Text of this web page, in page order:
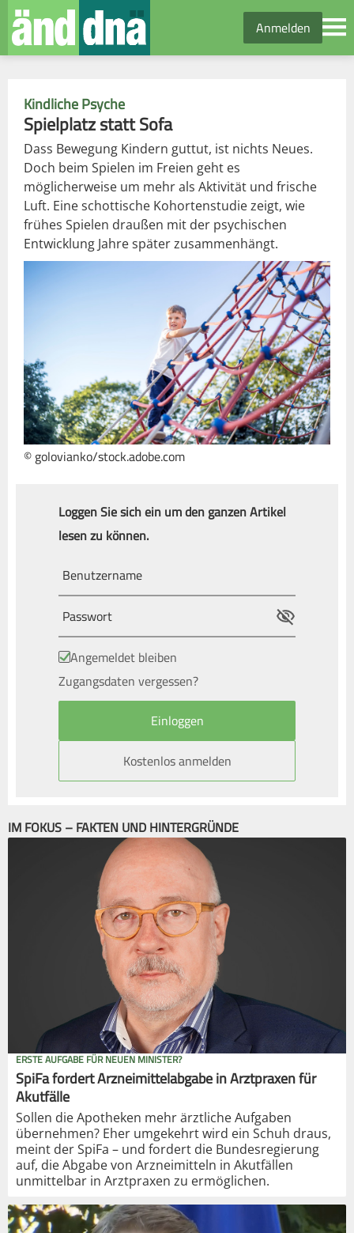
Anmelden
Kindliche Psyche
Spielplatz statt Sofa
Dass Bewegung Kindern guttut, ist nichts Neues.
Doch beim Spielen im Freien geht es
möglicherweise um mehr als Aktivität und frische
Luft. Eine schottische Kohortenstudie zeigt, wie
frühes Spielen draußen mit der psychischen
Entwicklung Jahre später zusammenhängt.
© golovianko/stock.adobe.com
Loggen Sie sich ein um den ganzen Artikel
lesen zu können.
Angemeldet bleiben
Zugangsdaten vergessen?
Kostenlos anmelden
IM FOKUS – FAKTEN UND HINTERGRÜNDE
ERSTE AUFGABE FÜR NEUEN MINISTER?
SpiFa fordert Arzneimittelabgabe in Arztpraxen für
Akutfälle
Sollen die Apotheken mehr ärztliche Aufgaben
übernehmen? Eher umgekehrt wird ein Schuh draus,
meint der SpiFa – und fordert die Bundesregierung
auf, die Abgabe von Arzneimitteln in Akutfällen
unmittelbar in Arztpraxen zu ermöglichen.